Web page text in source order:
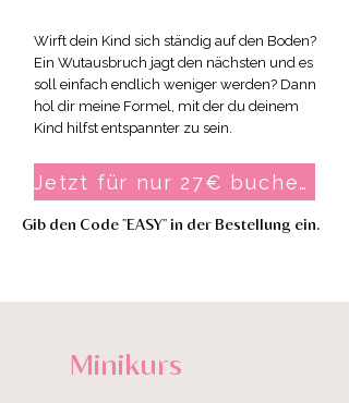
Wirft dein Kind sich ständig auf den Boden?
Ein Wutausbruch jagt den nächsten und es
soll einfach endlich weniger werden? Dann
hol dir meine Formel, mit der du deinem
Kind hilfst entspannter zu sein.
Jetzt für nur 27€ buchen
Gib den Code "EASY" in der Bestellung ein.
Minikurs